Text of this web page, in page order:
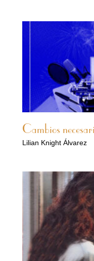
Cambios
Lilian Knight Álvarez